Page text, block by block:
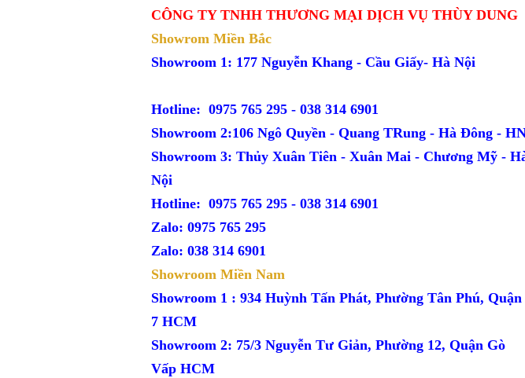
CÔNG TY TNHH THƯƠNG MẠI DỊCH VỤ THÙY DUNG
Showrom Miền Bắc
Showroom 1: 177 Nguyễn Khang - Cầu Giấy- Hà Nội
Hotline: 0975 765 295 - 038 314 6901
Showroom 2:106 Ngô Quyền - Quang TRung - Hà Đông -
Showroom 3: Thủy Xuân Tiên - Xuân Mai - Chương Mỹ -
Nội
Hotline: 0975 765 295 - 038 314 6901
Zalo: 0975 765 295
Zalo: 038 314 6901
Showroom Miền Nam
Showroom 1 : 934 Huỳnh Tấn Phát, Phường Tân Phú, Quận
7 HCM
Showroom 2: 75/3 Nguyễn Tư Giản, Phường 12, Quận Gò
Vấp HCM